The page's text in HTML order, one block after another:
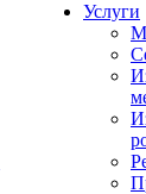
Услуги